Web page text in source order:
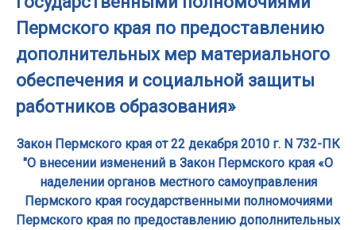
Пермского края по предоставлению
дополнительных мер материального
обеспечения и социальной защиты
работников образования»
Закон Пермского края от 22 декабря 2010 г. N 732-ПК
"О внесении изменений в Закон Пермского края «О
наделении органов местного самоуправления
Пермского края государственными полномочиями
Пермского края по предоставлению дополнительных